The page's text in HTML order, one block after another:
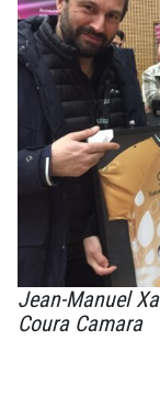
Jean-Manuel
Coura Camara